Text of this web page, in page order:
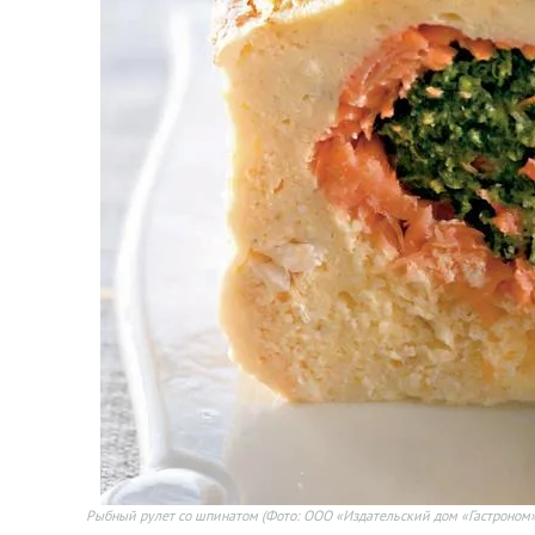
Рыбный рулет со шпинатом (Фото: ООО «Издательский дом